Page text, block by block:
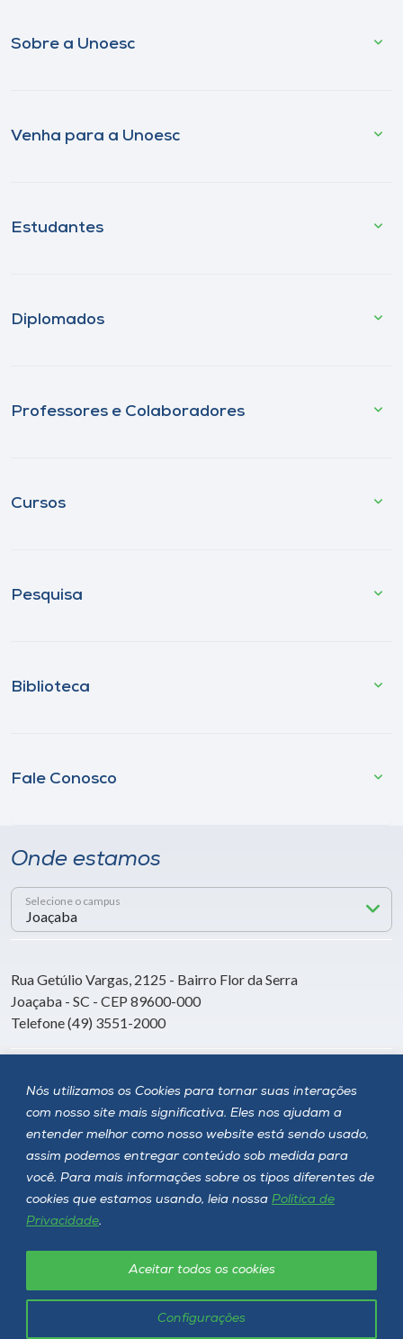
Nós utilizamos os Cookies para tornar suas interações
com nosso site mais significativa. Eles nos ajudam a
entender melhor como nosso website está sendo usado,
assim podemos entregar conteúdo sob medida para
você. Para mais informações sobre os tipos diferentes de
cookies que estamos usando, leia nossa Política de
Privacidade.
Configurações
Aceitar todos os cookies
Sobre a Unoesc
Venha para a Unoesc
Estudantes
Diplomados
Professores e Colaboradores
Cursos
Pesquisa
Biblioteca
Fale Conosco
Onde estamos
Selecione o campus
Rua Getúlio Vargas, 2125 - Bairro Flor da Serra
Joaçaba - SC - CEP 89600-000
Telefone (49) 3551-2000
Siga a Unoesc
Unoesc © 2026 - Todos os direitos reservados
Política de privacidade LGPD